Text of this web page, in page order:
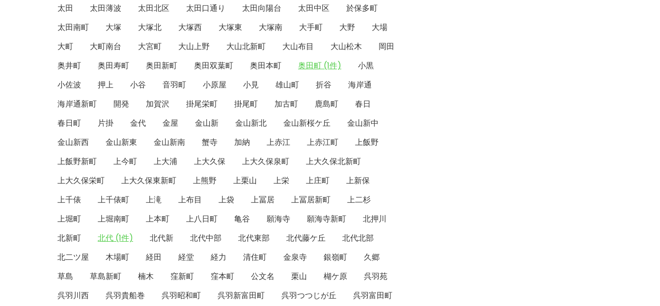
太田
太田薄波 太田北区 太田口通り 太田向陽台 太田中区
於保多町
太田南町
大塚 大塚北 大塚西 大塚東 大塚南 大手町 大野
大場
大町
大町南台 大宮町 大山上野 大山北新町 大山布目 大山松木
岡田
奥井町
奥田寿町 奥田新町 奥田双葉町 奥田本町 奥田町 (1件)
小黒
小佐波
押上 小谷 音羽町 小原屋 小見 雄山町 折谷
海岸通
海岸通新町
開発 加賀沢 掛尾栄町 掛尾町 加古町 鹿島町
春日
春日町
片掛 金代 金屋 金山新 金山新北 金山新桜ケ丘
金山新中
金山新西
金山新東 金山新南 蟹寺 加納 上赤江 上赤江町
上飯野
上飯野新町
上今町 上大浦 上大久保 上大久保泉町
上大久保北新町
上大久保栄町
上大久保東新町 上熊野 上栗山 上栄 上庄町
上新保
上千俵
上千俵町 上滝 上布目 上袋 上冨居 上冨居新町
上二杉
上堀町
上堀南町 上本町 上八日町 亀谷 願海寺 願海寺新町
北押川
北新町
北代 (1件) 北代新 北代中部 北代東部 北代藤ケ丘
北代北部
北二ツ屋
木場町 経田 経堂 経力 清住町 金泉寺 銀嶺町
久郷
草島
草島新町 楠木 窪新町 窪本町 公文名 栗山 楜ケ原
呉羽苑
呉羽川西
呉羽貴船巻 呉羽昭和町 呉羽新富田町 呉羽つつじが丘
呉羽富田町